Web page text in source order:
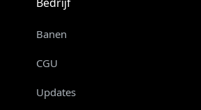
Banen
CGU
Updates